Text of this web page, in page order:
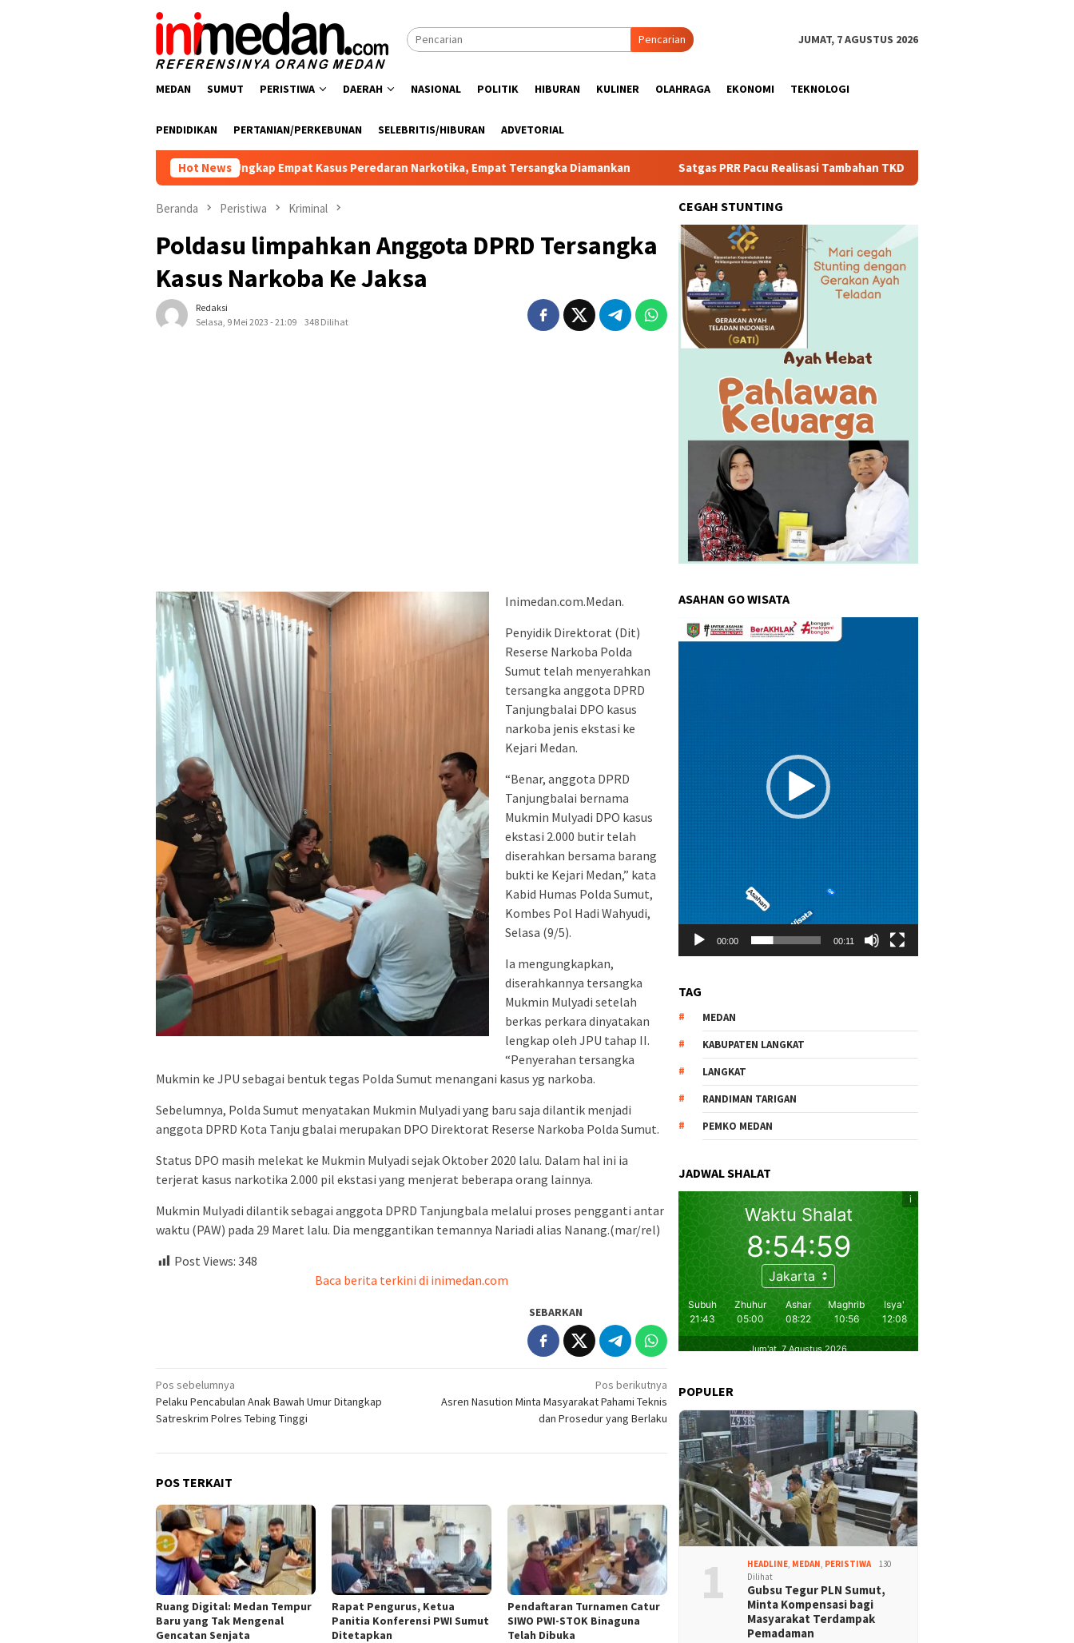
Pencarian JUMAT, 7 AGUSTUS 2026
MEDAN SUMUT PERISTIWA DAERAH NASIONAL POLITIK HIBURAN KULINER OLAHRAGA EKONOMI TEKNOLOGI
PENDIDIKAN PERTANIAN/PERKEBUNAN SELEBRITIS/HIBURAN ADVETORIAL
Hot News
Polres Batu Bara Ungkap Empat Kasus Peredaran Narkotika, Empat Tersangka Diamankan Satgas PRR Pacu Realisasi Tambahan TKD Aceh Rp1,65 Triliun, Pastikan Transparan dan
Beranda Peristiwa Kriminal
Poldasu limpahkan Anggota DPRD Tersangka
Kasus Narkoba Ke Jaksa
Redaksi
Selasa, 9 Mei 2023 - 21:09
348 Dilihat
Inimedan.com.Medan.
Penyidik Direktorat (Dit)
Reserse Narkoba Polda
Sumut telah menyerahkan
tersangka anggota DPRD
Tanjungbalai DPO kasus
narkoba jenis ekstasi ke
Kejari Medan.
“Benar, anggota DPRD
Tanjungbalai bernama
Mukmin Mulyadi DPO kasus
ekstasi 2.000 butir telah
diserahkan bersama barang
bukti ke Kejari Medan,” kata
Kabid Humas Polda Sumut,
Kombes Pol Hadi Wahyudi,
Selasa (9/5).
Ia mengungkapkan,
diserahkannya tersangka
Mukmin Mulyadi setelah
berkas perkara dinyatakan
lengkap oleh JPU tahap II.
“Penyerahan tersangka
Mukmin ke JPU sebagai bentuk tegas Polda Sumut menangani kasus yg narkoba.
Sebelumnya, Polda Sumut menyatakan Mukmin Mulyadi yang baru saja dilantik menjadi
anggota DPRD Kota Tanju gbalai merupakan DPO Direktorat Reserse Narkoba Polda Sumut.
Status DPO masih melekat ke Mukmin Mulyadi sejak Oktober 2020 lalu. Dalam hal ini ia
terjerat kasus narkotika 2.000 pil ekstasi yang menjerat beberapa orang lainnya.
Mukmin Mulyadi dilantik sebagai anggota DPRD Tanjungbala melalui proses pengganti antar
waktu (PAW) pada 29 Maret lalu. Dia menggantikan temannya Nariadi alias Nanang.(mar/rel)
Post Views: 348
Baca berita terkini di inimedan.com
SEBARKAN
Navigasi
pos
Pos sebelumnya
Pelaku Pencabulan Anak Bawah Umur Ditangkap
Satreskrim Polres Tebing Tinggi
Pos berikutnya
Asren Nasution Minta Masyarakat Pahami Teknis
dan Prosedur yang Berlaku
POS TERKAIT
Ruang Digital: Medan Tempur
Baru yang Tak Mengenal
Gencatan Senjata
Rapat Pengurus, Ketua
Panitia Konferensi PWI Sumut
Ditetapkan
Pendaftaran Turnamen Catur
SIWO PWI-STOK Binaguna
Telah Dibuka
CEGAH STUNTING
ASAHAN GO WISATA
Pemutar
Video
00:00 00:11
TAG
MEDAN
KABUPATEN LANGKAT
LANGKAT
RANDIMAN TARIGAN
PEMKO MEDAN
JADWAL SHALAT
POPULER
1 HEADLINE, MEDAN, PERISTIWA
130
Dilihat
Gubsu Tegur PLN Sumut,
Minta Kompensasi bagi
Masyarakat Terdampak
Pemadaman